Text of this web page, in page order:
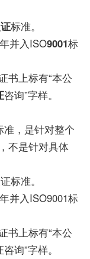
标准。
并入ISO9001标
书上标有“本公
咨询”字样。
准，是针对整个
不是针对具体
标准。
并入ISO9001标
书上标有“本公
询”字样。